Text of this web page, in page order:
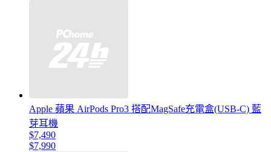
Apple 蘋果 AirPods Pro3 搭配MagSafe充電盒(USB-C) 藍
芽耳機
$7,490
$7,990